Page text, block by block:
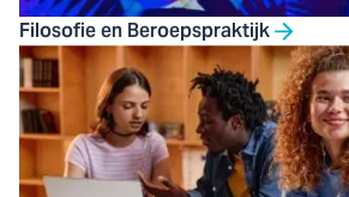
Filosofie en Beroepspraktijk